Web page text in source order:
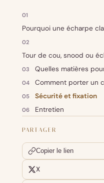
Pourquoi une écharpe
Tour de cou, snood ou
Quelles matières
Comment porter un
Sécurité et fixation
Entretien
PARTAGER
Copier le lien
X